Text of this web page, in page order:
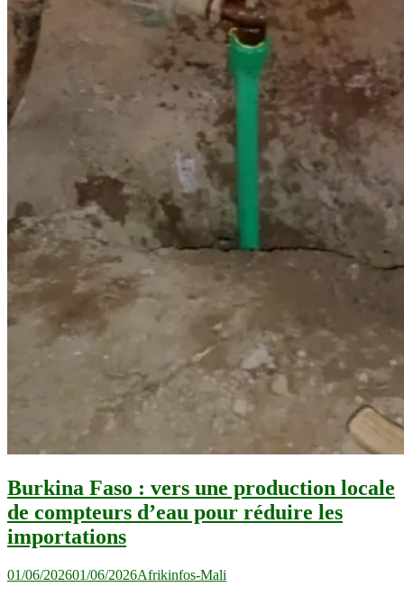
Burkina Faso : vers une production locale
de compteurs d’eau pour réduire les
importations
01/06/202601/06/2026Afrikinfos-Mali